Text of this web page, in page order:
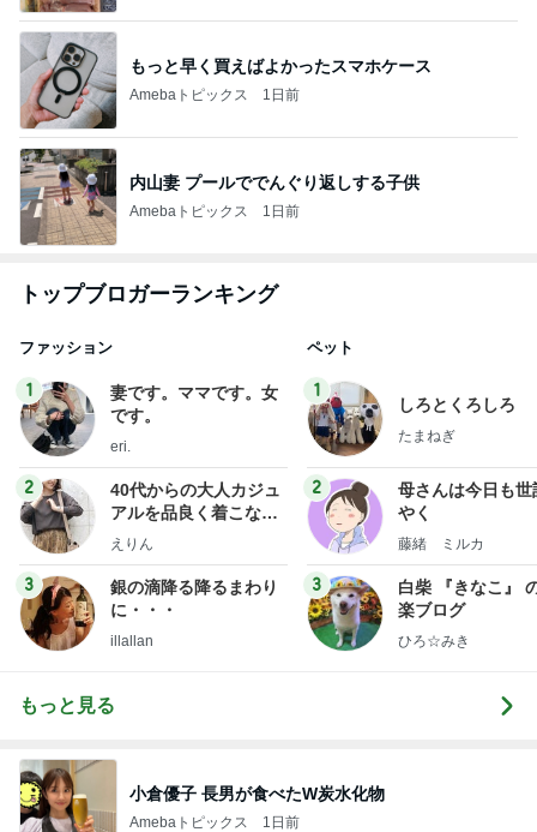
もっと早く買えばよかったスマホケース
Amebaトピックス 1日前
内山妻 プールででんぐり返しする子供
Amebaトピックス 1日前
トップブロガーランキング
ファッション
1
妻です。ママです。女
です。
eri.
2
40代からの大人カジュ
アルを品良く着こなす
ファッションブログ
えりん
3
銀の滴降る降るまわり
に・・・
illallan
ペット
1
しろとくろしろ
たまねぎ
2
母さんは今日も世
やく
藤緒 ミルカ
3
白柴 『きなこ』
楽ブログ
ひろ☆みき
もっと見る
小倉優子 長男が食べたW炭水化物
Amebaトピックス 1日前